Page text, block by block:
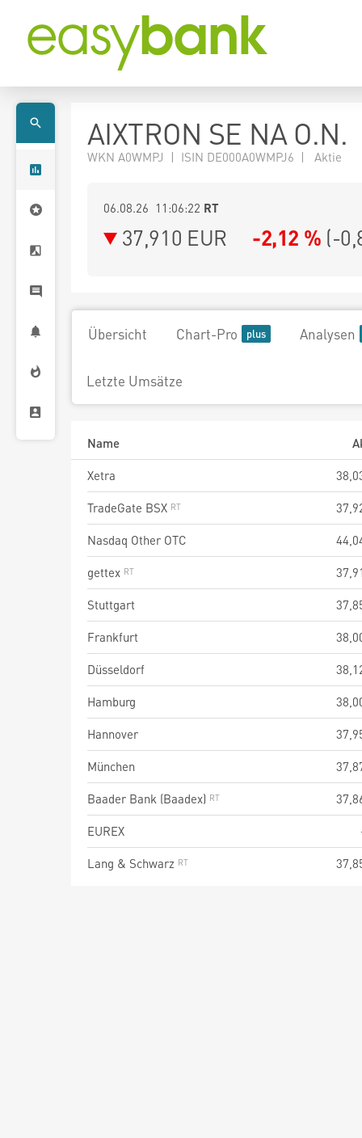
AIXTRON SE NA O.N.
WKN A0WMPJ | ISIN DE000A0WMPJ6 | Aktie
06.08.26 11:06:22 RT
37,910 EUR -2,12 % (-
Übersicht Chart-Pro Analysen
Letzte Umsätze
Name
Xetra
TradeGate BSX
Nasdaq Other OTC
gettex
Stuttgart
Frankfurt
Düsseldorf
Hamburg
Hannover
München
Baader Bank (Baadex)
EUREX
Lang & Schwarz